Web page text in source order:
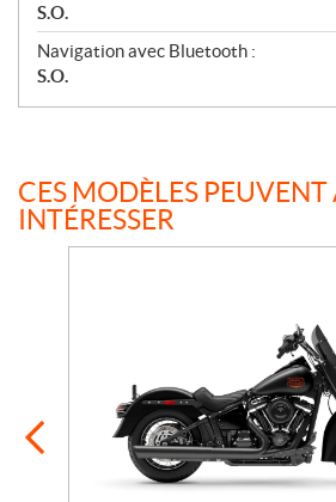
S.O.
Navigation avec Bluetooth :
S.O.
CES MODÈLES PEUVENT
INTÉRESSER